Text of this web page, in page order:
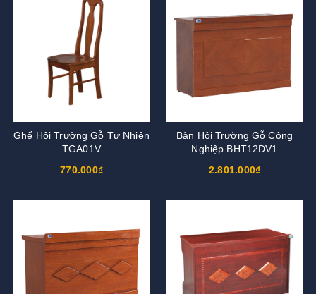
Ghế Hội Trường Gỗ Tự Nhiên
TGA01V
770.000₫
Bàn Hội Trường Gỗ Công
Nghiệp BHT12DV1
2.801.000₫